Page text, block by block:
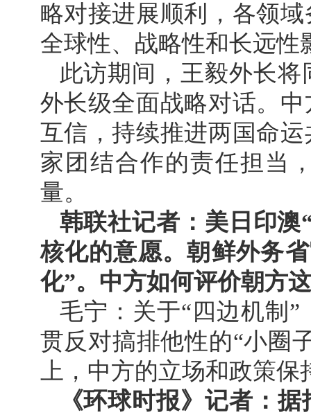
略对接进展顺利，各领
全球性、战略性和长远性
此访期间，王毅外长
外长级全面战略对话。
互信，持续推进两国命
家团结合作的责任担当
量。
韩联社记者：美日印
核化的意愿。朝鲜外务
化”。中方如何评价朝方
毛宁：关于“四边机制
贯反对搞排他性的“小圈
上，中方的立场和政策
《环球时报》记者：